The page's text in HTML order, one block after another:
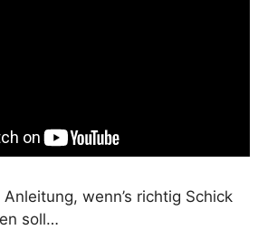
wenn’s richtig Schick
soll…